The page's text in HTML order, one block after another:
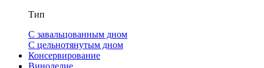
Тип
С завальцованным дном
С цельнотянутым дном
Консервирование
Виноделие